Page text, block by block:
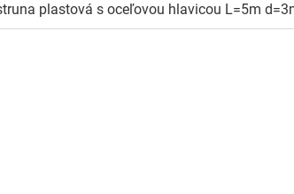
plastová s oceľovou hlavicou L=5m